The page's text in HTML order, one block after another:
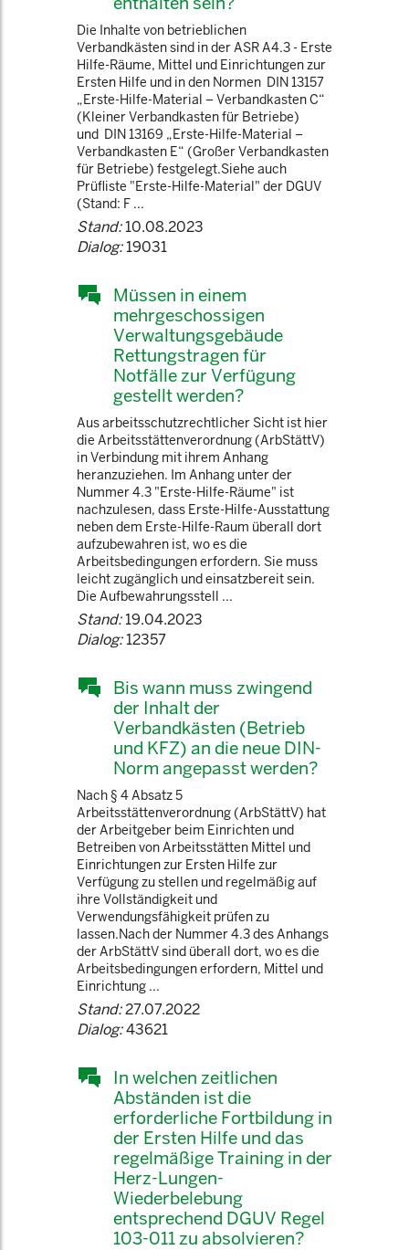
Die Inhalte von betrieblichen
Verbandkästen sind in der ASR A4.3 - Erste
Hilfe-Räume, Mittel und Einrichtungen zur
Ersten Hilfe und in den Normen DIN 13157
„Erste-Hilfe-Material – Verbandkasten C“
(Kleiner Verbandkasten für Betriebe)
und DIN 13169 „Erste-Hilfe-Material –
Verbandkasten E“ (Großer Verbandkasten
für Betriebe) festgelegt.Siehe auch
Prüfliste "Erste-Hilfe-Material" der DGUV
(Stand: F ...
Stand:10.08.2023
Dialog:19031
Müssen in einem
mehrgeschossigen
Verwaltungsgebäude
Rettungstragen für
Notfälle zur Verfügung
gestellt werden?
Aus arbeitsschutzrechtlicher Sicht ist hier
die Arbeitsstättenverordnung (ArbStättV)
in Verbindung mit ihrem Anhang
heranzuziehen. Im Anhang unter der
Nummer 4.3 "Erste-Hilfe-Räume" ist
nachzulesen, dass Erste-Hilfe-Ausstattung
neben dem Erste-Hilfe-Raum überall dort
aufzubewahren ist, wo es die
Arbeitsbedingungen erfordern. Sie muss
leicht zugänglich und einsatzbereit sein.
Die Aufbewahrungsstell ...
Stand:19.04.2023
Dialog:12357
Bis wann muss zwingend
der Inhalt der
Verbandkästen (Betrieb
und KFZ) an die neue DIN-
Norm angepasst werden?
Nach § 4 Absatz 5
Arbeitsstättenverordnung (ArbStättV) hat
der Arbeitgeber beim Einrichten und
Betreiben von Arbeitsstätten Mittel und
Einrichtungen zur Ersten Hilfe zur
Verfügung zu stellen und regelmäßig auf
ihre Vollständigkeit und
Verwendungsfähigkeit prüfen zu
lassen.Nach der Nummer 4.3 des Anhangs
der ArbStättV sind überall dort, wo es die
Arbeitsbedingungen erfordern, Mittel und
Einrichtung ...
Stand:27.07.2022
Dialog:43621
In welchen zeitlichen
Abständen ist die
erforderliche Fortbildung in
der Ersten Hilfe und das
regelmäßige Training in der
Herz-Lungen-
Wiederbelebung
entsprechend DGUV Regel
103-011 zu absolvieren?